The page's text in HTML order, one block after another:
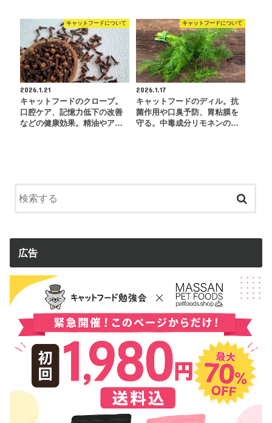
キャットフードについて
2026.1.21
キャットフードのクローブ。
口腔ケア、記憶力低下の改善
などの健康効果。精油やア…
キャットフードについて
2026.1.17
キャットフードのディル。抗
菌作用や口臭予防、胃粘膜を
守る。中毒成分リモネンの…
広告